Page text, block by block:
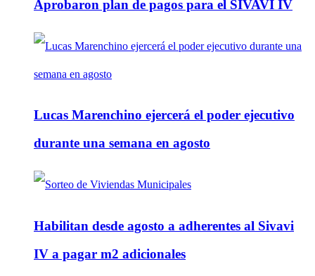
Aprobaron plan de pagos para el SIVAVI IV
Lucas Marenchino ejercerá el poder ejecutivo
durante una semana en agosto
Habilitan desde agosto a adherentes al Sivavi
IV a pagar m2 adicionales